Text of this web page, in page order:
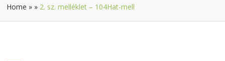
Home » » 2. sz. melléklet – 104Hat-mell